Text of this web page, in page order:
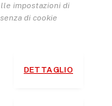
impostazioni di
di cookie
DETTAGLIO